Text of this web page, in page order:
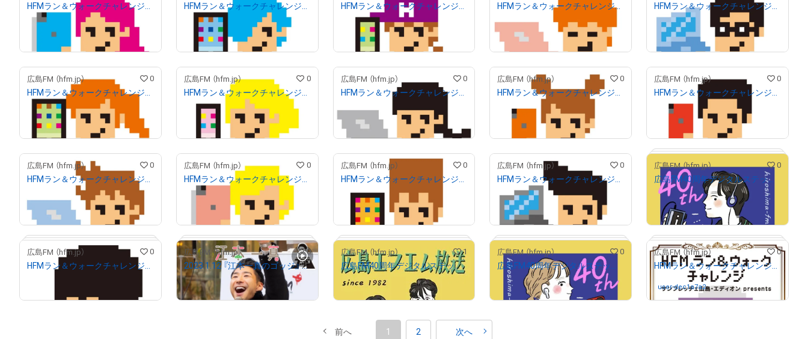
3,000
売出し（初回販売）
3,000
売出し（初回販売）
3,000
売出し（初回販売）
HFMラン＆ウォークチャレンジ キャラL
¥3,000
売出し（初回販売）
3,000
売出し（初回販売）
広島FM （hfm.jp） 0
3,000
売出し（初回販売）
広島FM （hfm.jp） 0
3,000
売出し（初回販売）
広島FM （hfm.jp） 0
¥3,000
売出し（初回販売）
広島FM （hfm.jp） 0
3,000
売出し（初回販売）
広島FM （hfm.jp） 0
3,000
売出し（初回販売）
広島FM （hfm.jp） 0
売出し（初回販売）
広島FM （hfm.jp） 0
3,000
売出し（初回販売）
広島FM （hfm.jp） 0
3,000
売出し（初回販売）
広島FM （hfm.jp） 0
¥3,000
売出し（初回販売）
# 47/1000
広島FM （hfm.jp） 0
広島FM40周年デジタルステッカー タイプC
¥500
広島FM （hfm.jp） 0 広島FM （hfm.jp） 0
2023.1.12 『江本一真のゴッジ』 結婚発表の瞬間！
¥500
広島FM （hfm.jp） 1
広島FM40周年デジタルステッカー タイプA
¥500
広島FM （hfm.jp） 0
500
広島FM （hfm.jp） 0
user-dec1a7a2さんが保有中
前へ 1 2 次へ